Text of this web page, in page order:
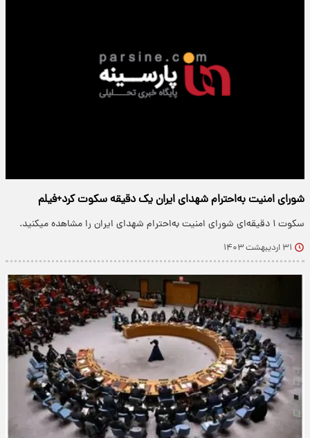
شورای امنیت به‌احترام شهدای ایران یک دقیقه سکوت کرد+فیلم
سکوت ۱ دقیقه‌ای شورای امنیت به‌احترام شهدای ایران را مشاهده میکنید.
۳۱ اردیبهشت ۱۴۰۳